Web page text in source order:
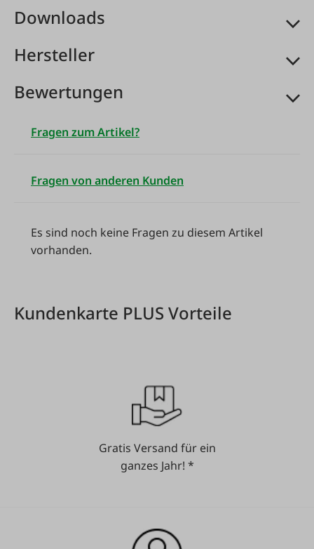
Downloads
Hersteller
Bewertungen
Fragen zum Artikel?
Fragen von anderen Kunden
Es sind noch keine Fragen zu diesem Artikel
vorhanden.
Kundenkarte PLUS Vorteile
Gratis Versand für ein
ganzes Jahr! *